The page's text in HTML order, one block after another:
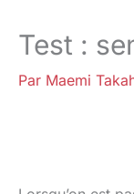
Test :
Par Maemi